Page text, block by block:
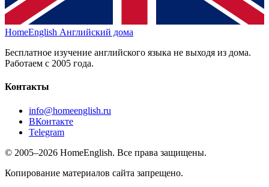
HomeEnglish Английский дома
Бесплатное изучение английского языка не выходя из дома.
Работаем с 2005 года.
Контакты
info@homeenglish.ru
ВКонтакте
Telegram
© 2005–2026 HomeEnglish. Все права защищены.
Копирование материалов сайта запрещено.